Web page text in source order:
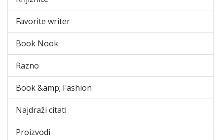
Favorite writer
Book Nook
Razno
Book &amp; Fashion
Najdraži citati
Proizvodi